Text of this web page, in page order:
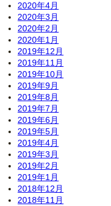
2020年4月
2020年3月
2020年2月
2020年1月
2019年12月
2019年11月
2019年10月
2019年9月
2019年8月
2019年7月
2019年6月
2019年5月
2019年4月
2019年3月
2019年2月
2019年1月
2018年12月
2018年11月